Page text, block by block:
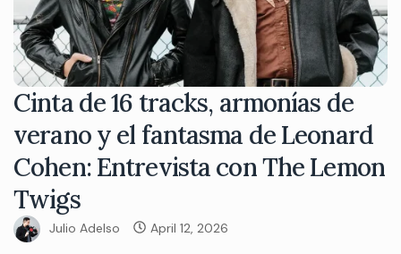
Cinta de 16 tracks, armonías de
verano y el fantasma de Leonard
Cohen: Entrevista con The Lemon
Twigs
Julio Adelso April 12, 2026